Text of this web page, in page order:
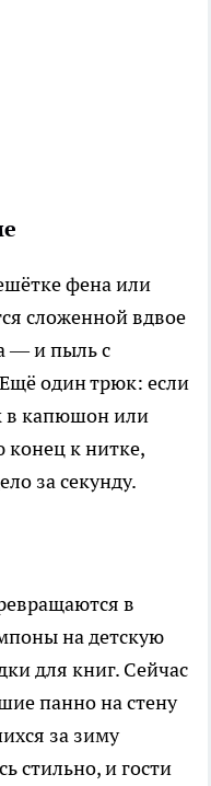
фена или
сложенной вдвое
— и пыль с
один трюк: если
в капюшон или
конец к нитке,
за секунду.
в
на детскую
для книг. Сейчас
панно на стену
за зиму
стильно, и гости